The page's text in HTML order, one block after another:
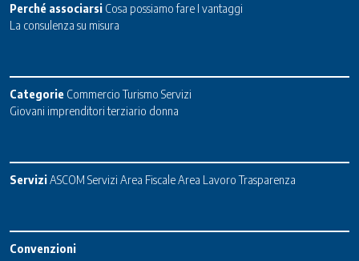
Perché associarsi Cosa possiamo fare I vantaggi
La consulenza su misura
Categorie Commercio Turismo Servizi
Giovani imprenditori terziario donna
ServiziASCOM Servizi Area FiscaleArea Lavoro Trasparenza
Convenzioni